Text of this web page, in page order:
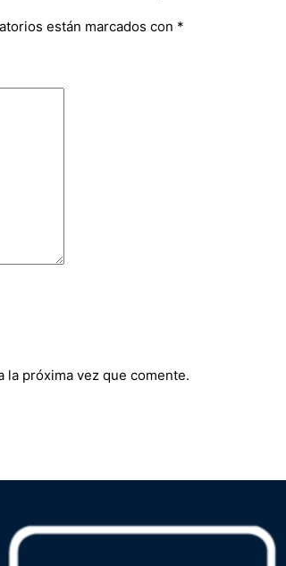
están marcados con *
la próxima vez que comente.